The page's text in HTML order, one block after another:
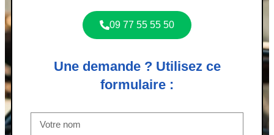
09 77 55 55 50
Une demande ? Utilisez ce
formulaire :